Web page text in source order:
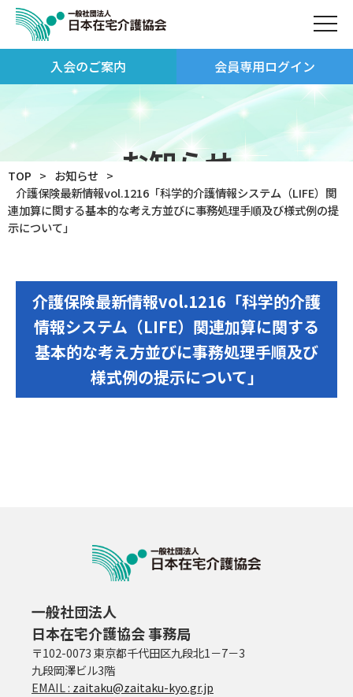
入会のご案内 会員専用ログイン
お知らせ
TOP
お知らせ
介護保険最新情報vol.1216「科学的介護情報システム（LIFE）関
連加算に関する基本的な考え方並びに事務処理手順及び様式例の提
示について」
介護保険最新情報vol.1216「科学的介護
情報システム（LIFE）関連加算に関する
基本的な考え方並びに事務処理手順及び
様式例の提示について」
一般社団法人
日本在宅介護協会 事務局
〒102-0073 東京都千代田区九段北1－7－3
九段岡澤ビル3階
EMAIL : zaitaku@zaitaku-kyo.gr.jp